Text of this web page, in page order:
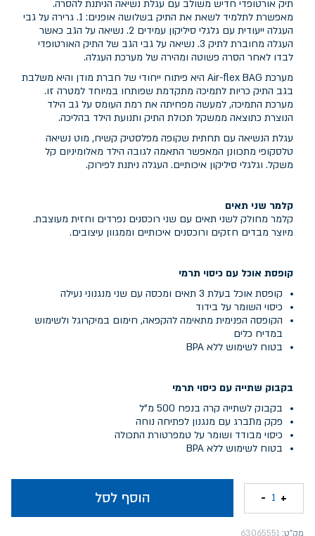
תיק אורטופדי חדיש משולב עם עגלת נשיאה הניתנת להסרה.
מאפשרת לתלמיד לשאת את התיק בשלושה אופנים: 1. גרירה על גבי
העגלה ייעודית עם גלגלי סיליקון עמידים 2. נשיאה על הגב כאשר
העגלה מחוברת לתיק 3. נשיאה על גבי הגב של התיק האורטופדי
לבדו לאחר הסרה פשוטה ומהירה של מערכת העגלה.
מערכת Air-flex BAG היא פיתוח ייחודי של חברת מודן והיא משלבת
בגב התיק כריות לתמיכה מתקדמת שפותחו במיוחד למטרה זו.
מערכת התמיכה, למעשה מפחיתה את רמת העומס על גב הילד
הנוצרת כתוצאה ממשקל תכולת התיק ותנועת הילד בהליכה.
עגלת הנשיאה עם תחתית שקופה מפלסטיק קשיח, מוט נשיאה
טלסקופי מתכוונן המאפשר התאמה לגובה הילד מאלומיניום קל
משקל. וגלגלי סיליקון איכותיים. העגלה ניתנת לפירוק.
קלמר שני תאים
קלמר מחולק לשני תאים עם שני רוכסנים נפרדים וחזית מעוצבת.
מיוצר מבדים חזקים ורוכסנים איכותיים וממגוון עיצובים.
קופסת אוכל עם כיסוי תרמי
קופסת אוכל בעלת 3 תאים ומכסה עם שני מנגנוני נעילה
כיסוי השומר על בידוד
הקופסה הפנימית מתאימה להקפאה, חימום במיקרוגל ולשימוש
במדיח כלים
בטוח לשימוש ללא BPA
בקבוק שתייה עם כיסוי תרמי
בקבוק לשתייה קרה בנפח 500 מ"ל
פקק מתברג עם מנגנון לפתיחה נוחה
כיסוי מבודד ושומר על טמפרטורת התכולה
בטוח לשימוש ללא BPA
הוסף לסל +
1
-
מק"ט: 63065551